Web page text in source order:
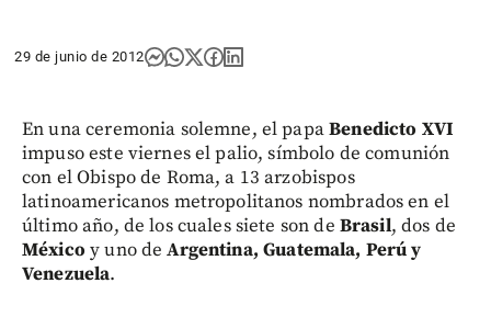
29 de junio de 2012
En una ceremonia solemne, el papaBenedicto XVI
impuso este viernes el palio, símbolo de comunión
con el Obispo de Roma, a 13 arzobispos
latinoamericanos metropolitanos nombrados en el
último año, de los cuales siete son de Brasil, dos de
México y uno deArgentina, Guatemala, Perú y
Venezuela.